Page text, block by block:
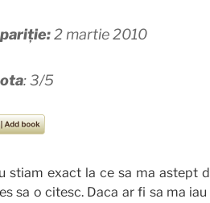
2 martie 2010
: 3/5
stiam exact la ce sa ma astept
sa o citesc. Daca ar fi sa ma